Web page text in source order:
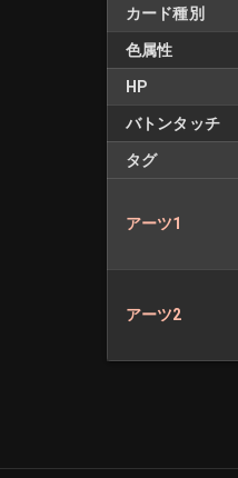
カード種別
色属性
HP
バトンタッチ
タグ
アーツ1
アーツ2